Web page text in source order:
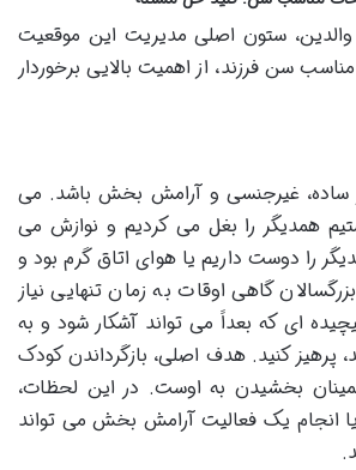
ستون اصلی مدیریت این موقعیت
سن فرزند، از اهمیت بالایی برخوردار
ساده، غیرجنسی و آرامش بخش باشد. می
همدیگر را بغل می کردیم و نوازش می
را دوست داریم یا هوای اتاق گرم بود و
گاهی اوقات به زمان تنهایی نیاز
ای که بعداً می تواند آشکار شود و به
پرهیز کنید. هدف اصلی، بازگرداندن کودک
بخشیدن به اوست. در این لحظات،
یا انجام یک فعالیت آرامش بخش می تواند